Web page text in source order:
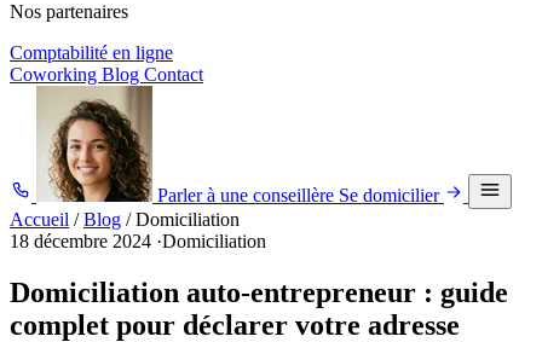
Nos partenaires
Comptabilité en ligne
Coworking Blog Contact
Parler à une conseillère Se domicilier
Accueil / Blog / Domiciliation
18 décembre 2024 ·Domiciliation
Domiciliation auto-entrepreneur : guide
complet pour déclarer votre adresse